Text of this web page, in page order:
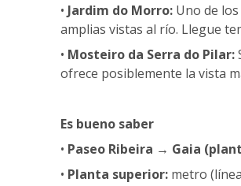
• Jardim do Morro: Uno de
amplias vistas al río. Llegue
• Mosteiro da Serra do Pilar:
ofrece posiblemente la vista
Es bueno saber
• Paseo Ribeira → Gaia
• Planta superior: metro